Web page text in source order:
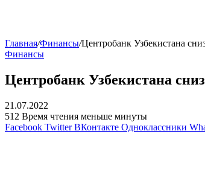
Главная/Финансы/Центробанк Узбекистана
Финансы
Центробанк Узбекистана
21.07.2022
512 Время чтения меньше минуты
Facebook Twitter ВКонтакте Одноклассники